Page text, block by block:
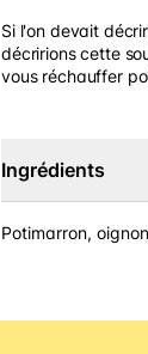
Si l'on devait
décririons cette
vous réchauffer
Ingrédients
Potimarron,